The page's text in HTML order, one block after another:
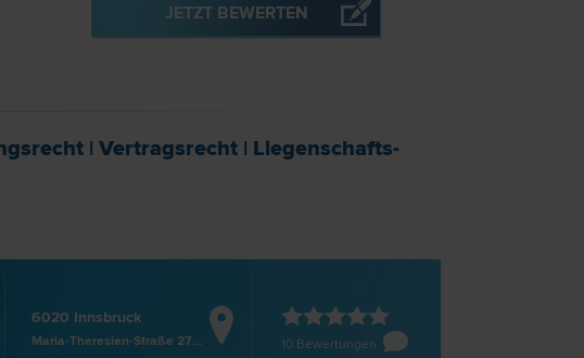
JETZT BEWERTEN
| Vertrags­recht | Liegenschafts-
6020 Innsbruck
Maria-Theresien-Straße 27/III 10 Bewertungen